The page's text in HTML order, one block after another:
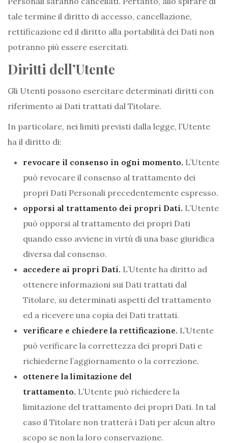
tale termine il diritto di accesso, cancellazione,
rettificazione ed il diritto alla portabilità dei Dati non
potranno più essere esercitati.
Diritti dell’Utente
Gli Utenti possono esercitare determinati diritti con
riferimento ai Dati trattati dal Titolare.
In particolare, nei limiti previsti dalla legge, l’Utente
ha il diritto di:
revocare il consenso in ogni momento. L’Utente
può revocare il consenso al trattamento dei
propri Dati Personali precedentemente espresso.
opporsi al trattamento dei propri Dati. L’Utente
può opporsi al trattamento dei propri Dati
quando esso avviene in virtù di una base giuridica
diversa dal consenso.
accedere ai propri Dati. L’Utente ha diritto ad
ottenere informazioni sui Dati trattati dal
Titolare, su determinati aspetti del trattamento
ed a ricevere una copia dei Dati trattati.
verificare e chiedere la rettificazione. L’Utente
può verificare la correttezza dei propri Dati e
richiederne l’aggiornamento o la correzione.
ottenere la limitazione del
trattamento. L’Utente può richiedere la
limitazione del trattamento dei propri Dati. In tal
caso il Titolare non tratterà i Dati per alcun altro
scopo se non la loro conservazione.